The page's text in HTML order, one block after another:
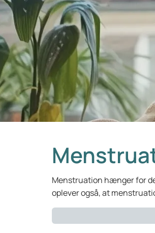
Menstruation hænger for
oplever også, at